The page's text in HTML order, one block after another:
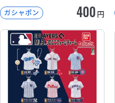
ガシャポン 400円